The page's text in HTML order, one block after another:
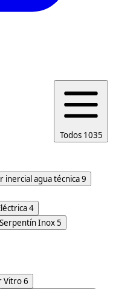
Todos 1035
inercial agua técnica9
4
Inox5
Vitro6